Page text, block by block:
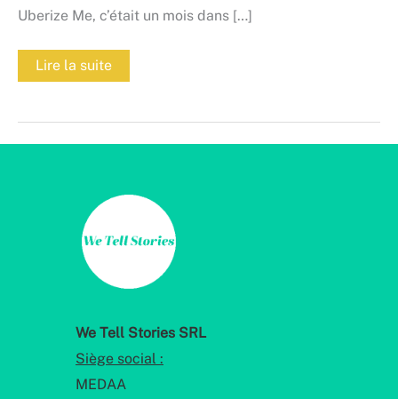
Uberize Me, c’était un mois dans […]
Uberize
Me,
Prix
Lire la suite
We Tell Stories SRL
Siège social :
MEDAA